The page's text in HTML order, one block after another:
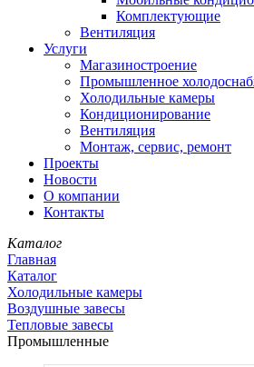
Комплектующие
Вентиляция
Услуги
Магазиностроение
Промышленное
Холодильные камеры
Кондиционирование
Вентиляция
Монтаж, сервис, ремонт
Проекты
Новости
О компании
Контакты
Каталог
Главная
Каталог
Холодильные камеры
Воздушные завесы
Тепловые завесы
Промышленные